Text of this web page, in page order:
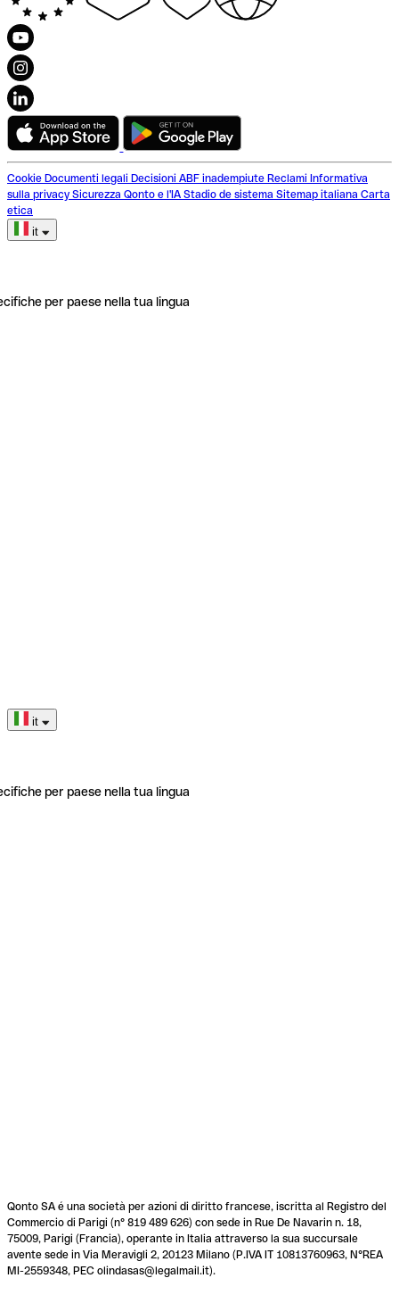
Cookie Documenti legali Decisioni ABF inadempiute Reclami Informativa
sulla privacy Sicurezza Qonto e l'IA Stadio de sistema Sitemap italiana Carta
etica
it
per paese nella tua lingua
it
per paese nella tua lingua
Qonto SA é una società per azioni di diritto francese, iscritta al Registro del
Commercio di Parigi (n° 819 489 626) con sede in Rue De Navarin n. 18,
75009, Parigi (Francia), operante in Italia attraverso la sua succursale
avente sede in Via Meravigli 2, 20123 Milano (P.IVA IT 10813760963, N°REA
MI-2559348, PEC olindasas@legalmail.it).